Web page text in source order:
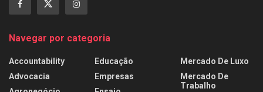
Navegar por categoria
Accountability
Advocacia
Educação
Empresas
Mercado De Luxo
Mercado De
Trabalho